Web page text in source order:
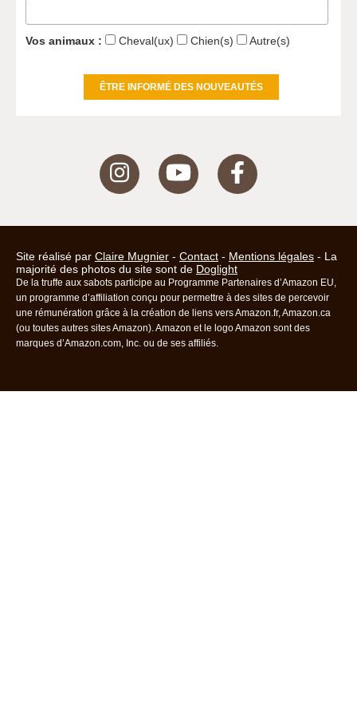
Vos animaux : Cheval(ux) Chien(s) Autre(s)
Site réalisé par Claire Mugnier - Contact - Mentions légales - La
majorité des photos du site sont de Doglight
De la truffe aux sabots participe au Programme Partenaires d’Amazon EU,
un programme d’affiliation conçu pour permettre à des sites de percevoir
une rémunération grâce à la création de liens vers Amazon.fr, Amazon.ca
(ou toutes autres sites Amazon). Amazon et le logo Amazon sont des
marques d’Amazon.com, Inc. ou de ses affiliés.